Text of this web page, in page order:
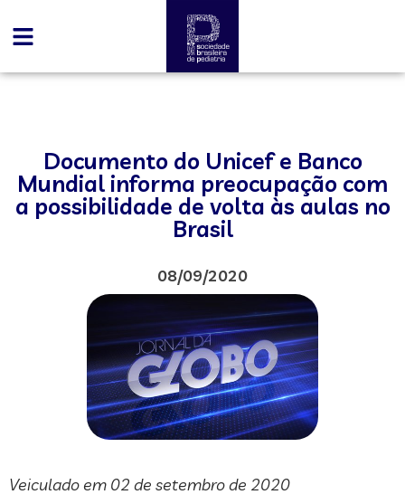
Documento do Unicef e Banco
Mundial informa preocupação com
a possibilidade de volta às aulas no
Brasil
08/09/2020
Veiculado em 02 de setembro de 2020